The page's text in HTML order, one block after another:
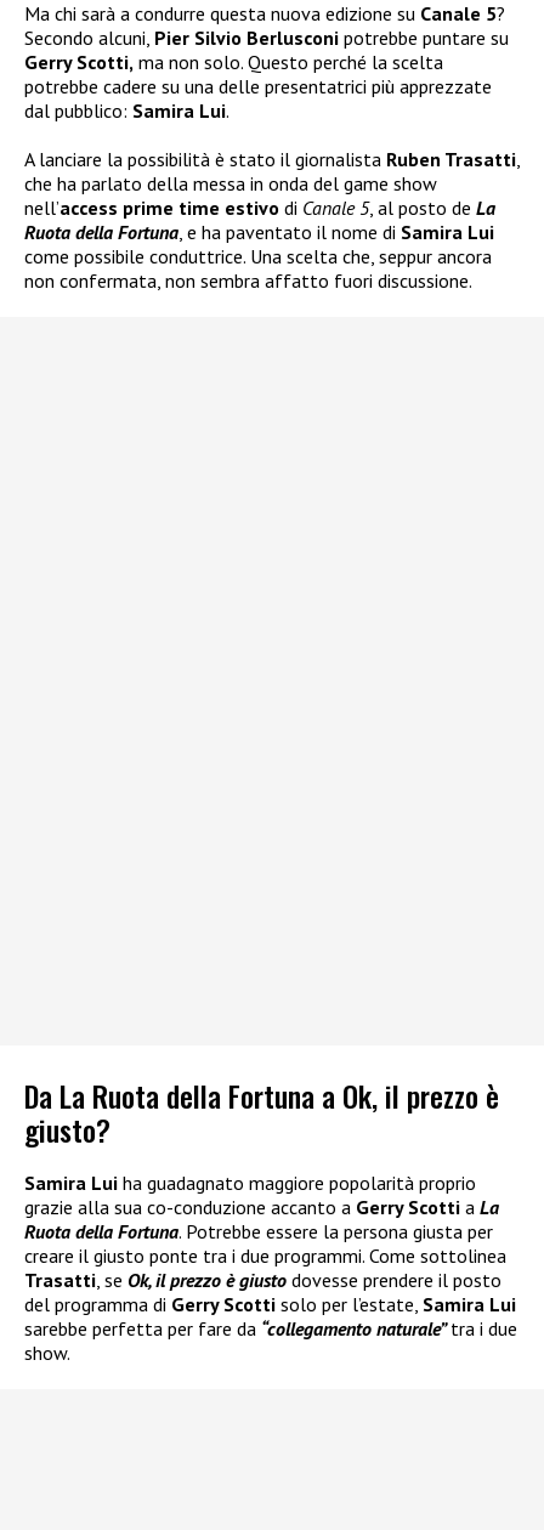
Ma chi sarà a condurre questa nuova edizione su Canale 5?
Secondo alcuni, Pier Silvio Berlusconi potrebbe puntare su
Gerry Scotti, ma non solo. Questo perché la scelta
potrebbe cadere su una delle presentatrici più apprezzate
dal pubblico: Samira Lui.
A lanciare la possibilità è stato il giornalista Ruben Trasatti,
che ha parlato della messa in onda del game show
nell’access prime time estivo di Canale 5, al posto de La
Ruota della Fortuna, e ha paventato il nome di Samira Lui
come possibile conduttrice. Una scelta che, seppur ancora
non confermata, non sembra affatto fuori discussione.
Da La Ruota della Fortuna a Ok, il prezzo è
giusto?
Samira Lui ha guadagnato maggiore popolarità proprio
grazie alla sua co-conduzione accanto a Gerry Scotti a La
Ruota della Fortuna. Potrebbe essere la persona giusta per
creare il giusto ponte tra i due programmi. Come sottolinea
Trasatti , se Ok, il prezzo è giusto dovesse prendere il posto
del programma di Gerry Scotti solo per l’estate, Samira Lui
sarebbe perfetta per fare da “collegamento naturale”tra i due
show.